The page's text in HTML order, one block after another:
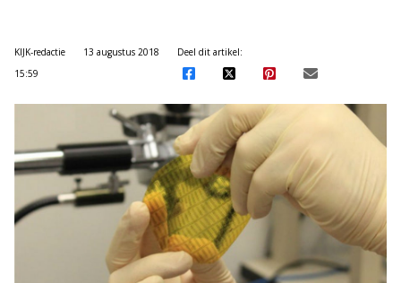
KIJK-redactie
13 augustus 2018
15:59
Deel dit artikel: